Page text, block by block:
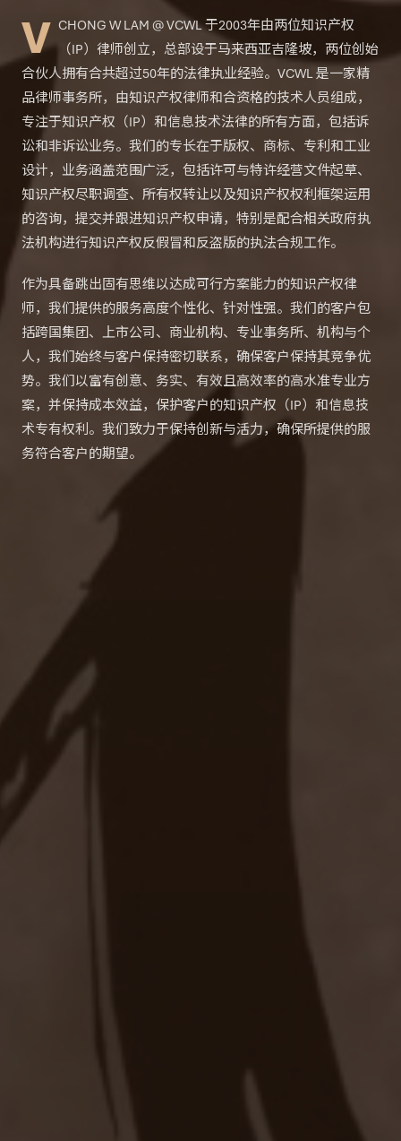
V CHONG W LAM @ VCWL 于2003年由两位知识产权
（IP）律师创立，总部设于马来西亚吉隆坡，两位创始
合伙人拥有合共超过50年的法律执业经验。VCWL 是一家精
品律师事务所，由知识产权律师和合资格的技术人员组成，
专注于知识产权（IP）和信息技术法律的所有方面，包括诉
讼和非诉讼业务。我们的专长在于版权、商标、专利和工业
设计，业务涵盖范围广泛，包括许可与特许经营文件起草、
知识产权尽职调查、所有权转让以及知识产权权利框架运用
的咨询，提交并跟进知识产权申请，特别是配合相关政府执
法机构进行知识产权反假冒和反盗版的执法合规工作。
作为具备跳出固有思维以达成可行方案能力的知识产权律
师，我们提供的服务高度个性化、针对性强。我们的客户包
括跨国集团、上市公司、商业机构、专业事务所、机构与个
人，我们始终与客户保持密切联系，确保客户保持其竞争优
势。我们以富有创意、务实、有效且高效率的高水准专业方
案，并保持成本效益，保护客户的知识产权（IP）和信息技
术专有权利。我们致力于保持创新与活力，确保所提供的服
务符合客户的期望。